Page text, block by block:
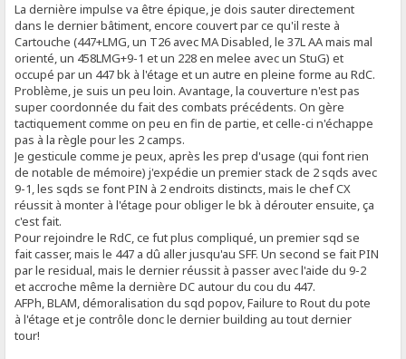
La dernière impulse va être épique, je dois sauter directement
dans le dernier bâtiment, encore couvert par ce qu'il reste à
Cartouche (447+LMG, un T26 avec MA Disabled, le 37L AA mais mal
orienté, un 458LMG+9-1 et un 228 en melee avec un StuG) et
occupé par un 447 bk à l'étage et un autre en pleine forme au RdC.
Problème, je suis un peu loin. Avantage, la couverture n'est pas
super coordonnée du fait des combats précédents. On gère
tactiquement comme on peu en fin de partie, et celle-ci n'échappe
pas à la règle pour les 2 camps.
Je gesticule comme je peux, après les prep d'usage (qui font rien
de notable de mémoire) j'expédie un premier stack de 2 sqds avec
9-1, les sqds se font PIN à 2 endroits distincts, mais le chef CX
réussit à monter à l'étage pour obliger le bk à dérouter ensuite, ça
c'est fait.
Pour rejoindre le RdC, ce fut plus compliqué, un premier sqd se
fait casser, mais le 447 a dû aller jusqu'au SFF. Un second se fait PIN
par le residual, mais le dernier réussit à passer avec l'aide du 9-2
et accroche même la dernière DC autour du cou du 447.
AFPh, BLAM, démoralisation du sqd popov, Failure to Rout du pote
à l'étage et je contrôle donc le dernier building au tout dernier
tour!